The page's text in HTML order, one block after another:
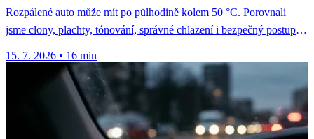
Rozpálené auto může mít po půlhodině kolem 50 °C. Porovnali
jsme clony, plachty, tónování, správné chlazení i bezpečný postup
15. 7. 2026 • 16 min